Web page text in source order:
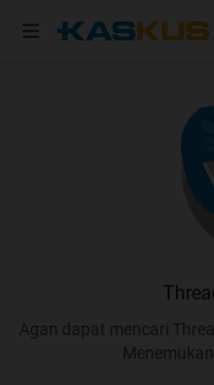
Agan dapat mencari